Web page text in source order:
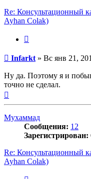
Re: Консультационный
Ayhan Colak)
Сообщение
Infarkt » Вс янв 21,
Ну да. Поэтому я и
точно не сделал.
Мухаммад
Сообщения: 12
Зарегистрирован:
Re: Консультационный
Ayhan Colak)